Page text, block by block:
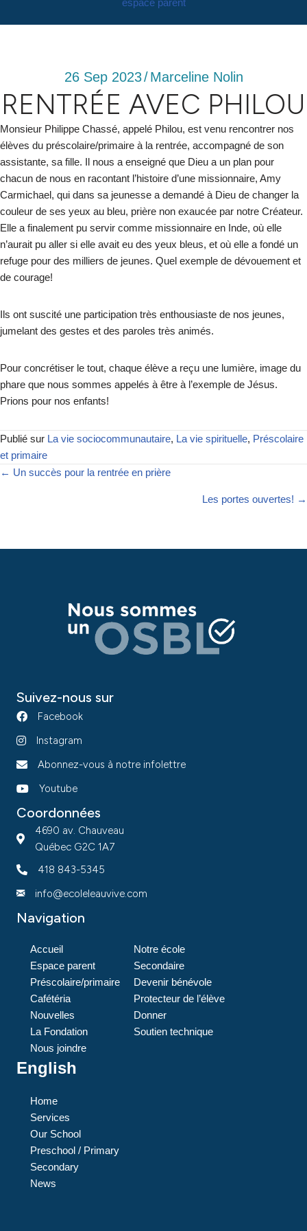
26 Sep 2023/ Marceline Nolin
RENTRÉE AVEC PHILOU
Monsieur Philippe Chassé, appelé Philou, est venu rencontrer nos
élèves du préscolaire/primaire à la rentrée, accompagné de son
assistante, sa fille. Il nous a enseigné que Dieu a un plan pour
chacun de nous en racontant l’histoire d’une missionnaire, Amy
Carmichael, qui dans sa jeunesse a demandé à Dieu de changer la
couleur de ses yeux au bleu, prière non exaucée par notre Créateur.
Elle a finalement pu servir comme missionnaire en Inde, où elle
n’aurait pu aller si elle avait eu des yeux bleus, et où elle a fondé un
refuge pour des milliers de jeunes. Quel exemple de dévouement et
de courage!
Ils ont suscité une participation très enthousiaste de nos jeunes,
jumelant des gestes et des paroles très animés.
Pour concrétiser le tout, chaque élève a reçu une lumière, image du
phare que nous sommes appelés à être à l’exemple de Jésus.
Prions pour nos enfants!
Publié sur La vie sociocommunautaire, La vie spirituelle, Préscolaire
et primaire
← Un succès pour la rentrée en prière
Les portes ouvertes! →
Suivez-nous sur
Facebook
Instagram
Abonnez-vous à notre infolettre
Youtube
Coordonnées
4690 av. Chauveau
Québec G2C 1A7
418 843-5345
info@ecoleleauvive.com
Navigation
Accueil
Espace parent
Préscolaire/primaire
Cafétéria
Nouvelles
La Fondation
Nous joindre
Notre école
Secondaire
Devenir bénévole
Protecteur de l’élève
Donner
Soutien technique
English
Home
Services
Our School
Preschool / Primary
Secondary
News